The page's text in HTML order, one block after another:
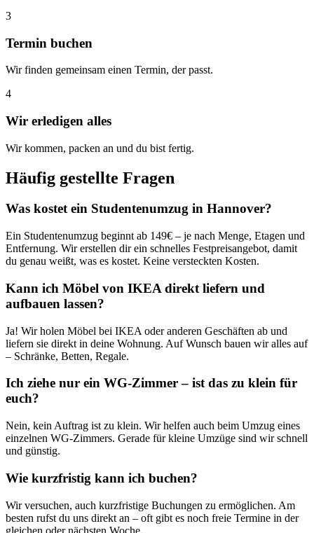
3
Termin buchen
Wir finden gemeinsam einen Termin, der passt.
4
Wir erledigen alles
Wir kommen, packen an und du bist fertig.
Häufig gestellte Fragen
Was kostet ein Studentenumzug in Hannover?
Ein Studentenumzug beginnt ab 149€ – je nach Menge, Etagen und
Entfernung. Wir erstellen dir ein schnelles Festpreisangebot, damit
du genau weißt, was es kostet. Keine versteckten Kosten.
Kann ich Möbel von IKEA direkt liefern und
aufbauen lassen?
Ja! Wir holen Möbel bei IKEA oder anderen Geschäften ab und
liefern sie direkt in deine Wohnung. Auf Wunsch bauen wir alles auf
– Schränke, Betten, Regale.
Ich ziehe nur ein WG-Zimmer – ist das zu klein für
euch?
Nein, kein Auftrag ist zu klein. Wir helfen auch beim Umzug eines
einzelnen WG-Zimmers. Gerade für kleine Umzüge sind wir schnell
und günstig.
Wie kurzfristig kann ich buchen?
Wir versuchen, auch kurzfristige Buchungen zu ermöglichen. Am
besten rufst du uns direkt an – oft gibt es noch freie Termine in der
gleichen oder nächsten Woche.